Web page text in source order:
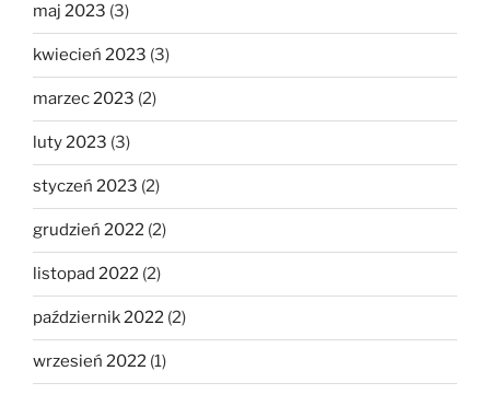
maj 2023 (3)
kwiecień 2023 (3)
marzec 2023 (2)
luty 2023 (3)
styczeń 2023 (2)
grudzień 2022 (2)
listopad 2022 (2)
październik 2022 (2)
wrzesień 2022 (1)